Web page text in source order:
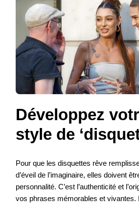
Développez
style de
Pour que les disquettes rêve
d’éveil de l’imaginaire, elles doivent
personnalité. C’est l’authenticité et
vos phrases mémorables et vivantes.